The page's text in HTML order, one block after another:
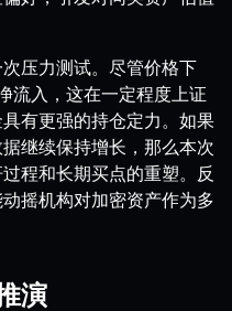
压力测试。尽管价格下
流入，这在一定程度上证
有更强的持仓定力。如果
继续保持增长，那么本次
程和长期买点的重塑。反
摇机构对加密资产作为多
演